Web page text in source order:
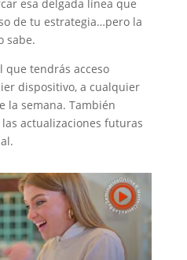
esa delgada línea que
de tu estrategia…pero la
sabe.
que tendrás acceso
dispositivo, a cualquier
la semana. También
actualizaciones futuras